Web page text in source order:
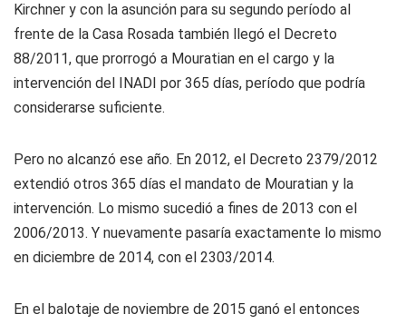
Kirchner y con la asunción para su segundo período al
frente de la Casa Rosada también llegó el Decreto
88/2011, que prorrogó a Mouratian en el cargo y la
intervención del INADI por 365 días, período que podría
considerarse suficiente.
Pero no alcanzó ese año. En 2012, el Decreto 2379/2012
extendió otros 365 días el mandato de Mouratian y la
intervención. Lo mismo sucedió a fines de 2013 con el
2006/2013. Y nuevamente pasaría exactamente lo mismo
en diciembre de 2014, con el 2303/2014.
En el balotaje de noviembre de 2015 ganó el entonces